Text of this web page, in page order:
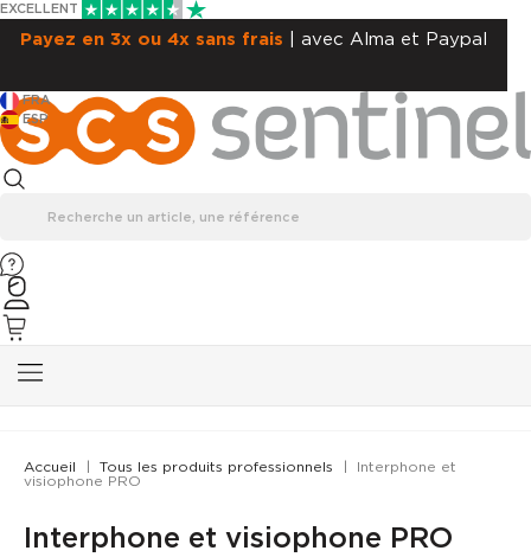
EXCELLENT
Payez en 3x ou 4x sans frais | avec Alma et Paypal
FRA
ESP
Accueil Tous les produits professionnels
Interphone et
visiophone PRO
Interphone et visiophone PRO